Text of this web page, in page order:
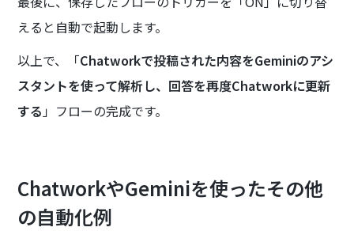
えると自動で起動します。
以上で、「Chatworkで投稿された内容をGeminiのアシ
スタントを使って解析し、回答を再度Chatworkに更新
する 」フローの完成です。
ChatworkやGeminiを使ったその他
の自動化例